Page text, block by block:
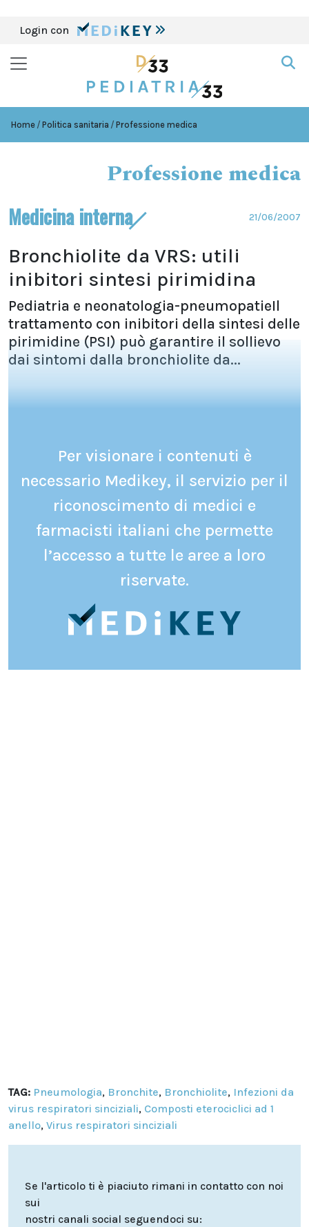
Login con
Home Politica sanitaria Professione medica
Professione medica
Medicina interna 21/06/2007
Bronchiolite da VRS: utili
inibitori sintesi pirimidina
Pediatria e neonatologia-pneumopatieIl
trattamento con inibitori della sintesi delle
pirimidine (PSI) può garantire il sollievo
dai sintomi dalla bronchiolite da...
Per visionare i contenuti è
necessario Medikey, il servizio per il
riconoscimento di medici e
farmacisti italiani che permette
l’accesso a tutte le aree a loro
riservate.
TAG: Pneumologia, Bronchite, Bronchiolite, Infezioni da
virus respiratori sinciziali, Composti eterociclici ad 1
anello, Virus respiratori sinciziali
Se l'articolo ti è piaciuto rimani in contatto con noi
sui
nostri canali social seguendoci su: